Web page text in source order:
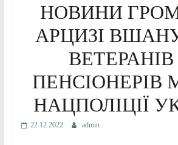
НОВИНИ
АРЦИЗІ
ВЕТЕРАНІВ
ПЕНСІОНЕРІВ
НАЦПОЛІЦІЇ
22.12.2022 admin